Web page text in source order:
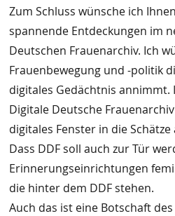
Zum Schluss wünsche ich
spannende Entdeckungen im
Deutschen Frauenarchiv. Ich
Frauenbewegung und -politik
digitales Gedächtnis annimmt.
Digitale Deutsche
digitales Fenster in die
Dass DDF soll auch zur Tür
Erinnerungseinrichtungen
die hinter dem DDF stehen.
Auch das ist eine Botschaft